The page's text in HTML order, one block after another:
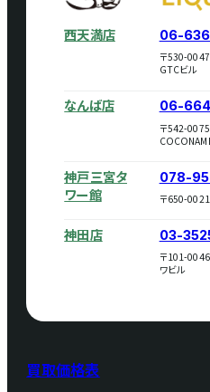
買取価格表
西天満店 06-
〒530-
GTCビル
なんば店 06-
〒542-
神戸三宮タ
ワー館
078-
〒650-
神田店 03-
〒101-
ワビル